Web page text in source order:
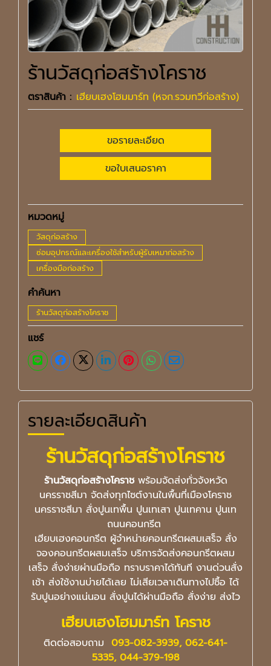
ร้านวัสดุก่อสร้างโคราช
ตราสินค้า : เฮียบเฮงโฮมมาร์ท (หจก.รวมทวีก่อสร้าง)
ขอรายละเอียด
ขอใบเสนอราคา
หมวดหมู่
วัสดุก่อสร้าง
ซ่อมอุปกรณ์และเครื่องใช้สำหรับผู้รับเหมาก่อสร้าง
เครื่องมือก่อสร้าง
คำค้นหา
ร้านวัสดุก่อสร้างโคราช
แชร์
รายละเอียดสินค้า
ร้านวัสดุก่อสร้างโคราช
ร้านวัสดุก่อสร้างโคราช พร้อมจัดส่งทั่วจังหวัด
นครราชสีมา จัดส่งทุกไซต์งานในพื้นที่เมืองโคราช
นครราชสีมา สั่งปูนเทพื้น ปูนเทเสา ปูนเทคาน ปูนเท
ถนนคอนกรีต
เฮียบเฮงคอนกรีต ผู้จำหน่ายคอนกรีตผสมเสร็จ สั่ง
จองคอนกรีตผสมเสร็จ บริการจัดส่งคอนกรีตผสม
เสร็จ สั่งง่ายผ่านมือถือ ทราบราคาได้ทันที งานด่วนสั่ง
เช้า ส่งใช้งานบ่ายได้เลย ไม่เสียเวลาเดินทางไปซื้อ ได้
รับปูนอย่างแน่นอน สั่งปูนได้ผ่านมือถือ สั่งง่าย ส่งไว
เฮียบเฮงโฮมมาร์ท โคราช
ติดต่อสอบถาม 093-082-3939, 062-641-
5335, 044-379-198